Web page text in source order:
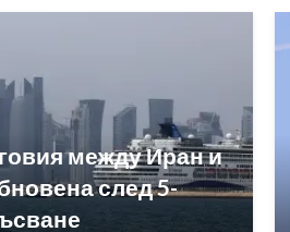
между Иран и
след 5-